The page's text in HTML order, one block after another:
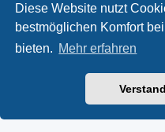
Diese Website nutzt
bestmöglichen Komfort
bieten. Mehr erfahren